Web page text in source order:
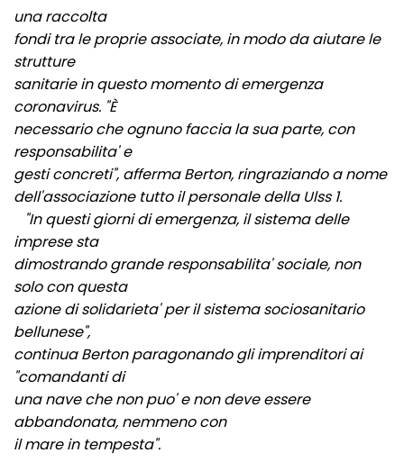
una raccolta
fondi tra le proprie associate, in modo da aiutare le
strutture
sanitarie in questo momento di emergenza
coronavirus. "È
necessario che ognuno faccia la sua parte, con
responsabilita' e
gesti concreti", afferma Berton, ringraziando a nome
dell'associazione tutto il personale della Ulss 1.
"In questi giorni di emergenza, il sistema delle
imprese sta
dimostrando grande responsabilita' sociale, non
solo con questa
azione di solidarieta' per il sistema sociosanitario
bellunese",
continua Berton paragonando gli imprenditori ai
"comandanti di
una nave che non puo' e non deve essere
abbandonata, nemmeno con
il mare in tempesta".